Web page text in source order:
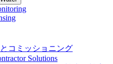
コミッショニング
Solutions